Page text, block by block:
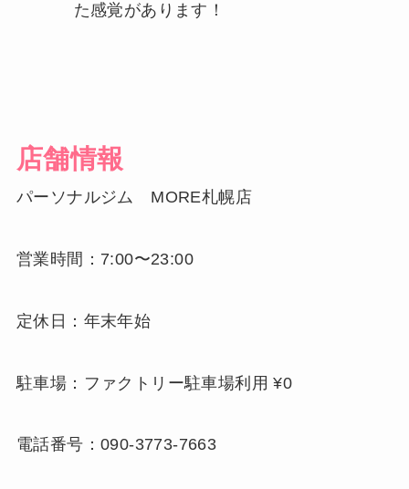
た感覚があります！
店舗情報
パーソナルジム MORE札幌店
営業時間：7:00〜23:00
定休日：年末年始
駐車場：ファクトリー駐車場利用 ¥0
電話番号：090-3773-7663